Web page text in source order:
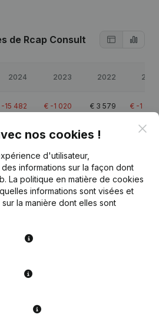
de Rcap Consult
2024 2023 2022 2021
-15 482 € -1 020 € 3 579 € -1 906
€9 207 € 24 689 €25 709 9 730
-8 927 €12 892 €8 295
Consult
Publication
nos cookies !
d'utilisateur,
informations sur la façon dont
La politique en matière de cookies
informations sont visées et
la manière dont elles sont